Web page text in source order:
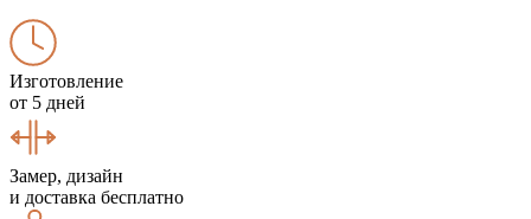
Изготовление
от 5 дней
Замер, дизайн
и доставка бесплатно